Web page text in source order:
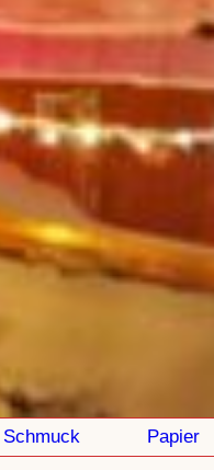
Schmuck Papier